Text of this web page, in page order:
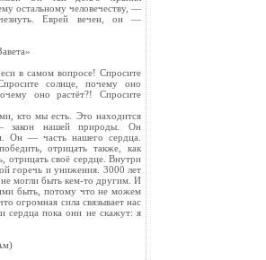
остальному человечеству, —
Еврей вечен, он —
в самом вопросе! Спросите
солнце, почему оно
оно растёт?! Спросите
кто мы есть. Это находится
закон нашей природы. Он
Он — часть нашего сердца.
отрицать также, как
отрицать своё сердце. Внутри
горечь и унижения. 3000 лет
могли быть кем-то другим. И
быть, потому что не можем
огромная сила связывает нас
сердца пока они не скажут: я